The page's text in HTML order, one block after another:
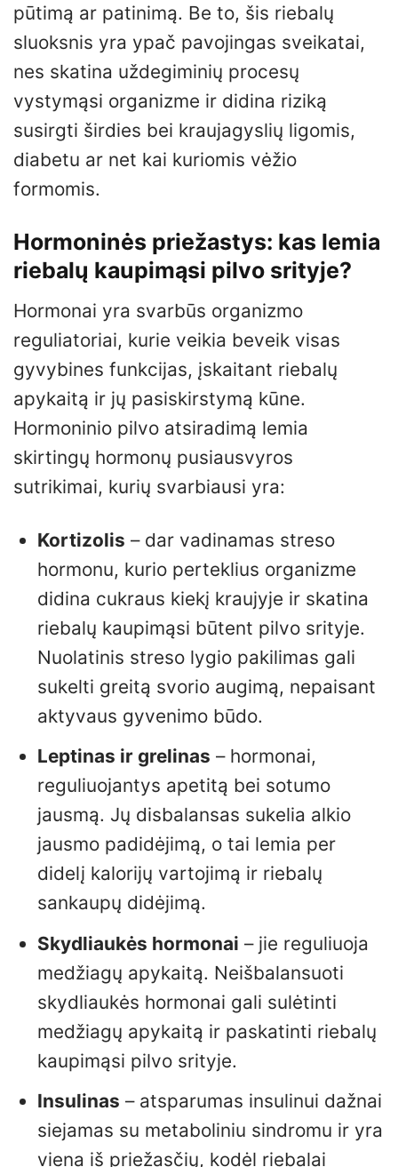
pūtimą ar patinimą. Be to, šis riebalų
sluoksnis yra ypač pavojingas sveikatai,
nes skatina uždegiminių procesų
vystymąsi organizme ir didina riziką
susirgti širdies bei kraujagyslių ligomis,
diabetu ar net kai kuriomis vėžio
formomis.
Hormoninės priežastys: kas lemia
riebalų kaupimąsi pilvo srityje?
Hormonai yra svarbūs organizmo
reguliatoriai, kurie veikia beveik visas
gyvybines funkcijas, įskaitant riebalų
apykaitą ir jų pasiskirstymą kūne.
Hormoninio pilvo atsiradimą lemia
skirtingų hormonų pusiausvyros
sutrikimai, kurių svarbiausi yra:
Kortizolis – dar vadinamas streso
hormonu, kurio perteklius organizme
didina cukraus kiekį kraujyje ir skatina
riebalų kaupimąsi būtent pilvo srityje.
Nuolatinis streso lygio pakilimas gali
sukelti greitą svorio augimą, nepaisant
aktyvaus gyvenimo būdo.
Leptinas ir grelinas – hormonai,
reguliuojantys apetitą bei sotumo
jausmą. Jų disbalansas sukelia alkio
jausmo padidėjimą, o tai lemia per
didelį kalorijų vartojimą ir riebalų
sankaupų didėjimą.
Skydliaukės hormonai – jie reguliuoja
medžiagų apykaitą. Neišbalansuoti
skydliaukės hormonai gali sulėtinti
medžiagų apykaitą ir paskatinti riebalų
kaupimąsi pilvo srityje.
Insulinas – atsparumas insulinui dažnai
siejamas su metaboliniu sindromu ir yra
viena iš priežasčių, kodėl riebalai